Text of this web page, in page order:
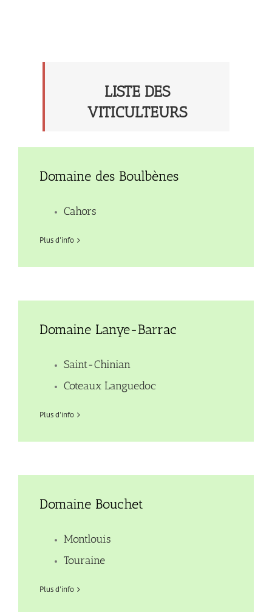
LISTE DES
VITICULTEURS
Domaine des Boulbènes
Cahors
Plus d'info
Domaine Lanye-Barrac
Saint-Chinian
Coteaux Languedoc
Plus d'info
Domaine Bouchet
Montlouis
Touraine
Plus d'info